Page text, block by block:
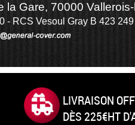
la Gare, 70000
- RCS Vesoul Gray B 423
LIVRAISON
DÈS 225€HT